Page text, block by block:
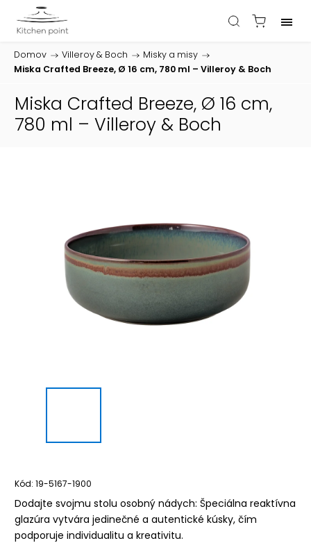
Domov / Villeroy & Boch / Misky a misy /
Miska Crafted Breeze, Ø 16 cm, 780 ml – Villeroy & Boch
Miska Crafted Breeze, Ø 16 cm,
780 ml – Villeroy & Boch
Kód: 19-5167-1900
Dodajte svojmu stolu osobný nádych: Špeciálna reaktívna
glazúra vytvára jedinečné a autentické kúsky, čím
podporuje individualitu a kreativitu.